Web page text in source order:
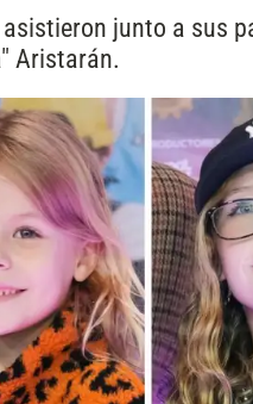
junto a sus
Aristarán.